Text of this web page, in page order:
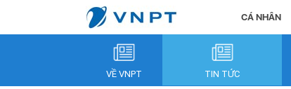
CÁ NHÂN
VỀ VNPT TIN TỨC